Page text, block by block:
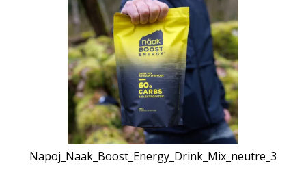
Napoj_Naak_Boost_Energy_Drink_Mix_neutre_3